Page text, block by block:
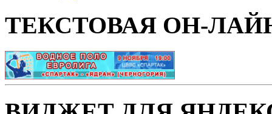
ТЕКСТОВАЯ ОН-